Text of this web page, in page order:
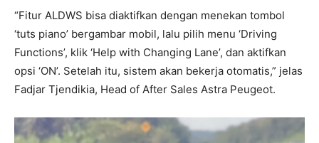
“Fitur ALDWS bisa diaktifkan dengan menekan tombol
‘tuts piano’ bergambar mobil, lalu pilih menu ‘Driving
Functions’, klik ‘Help with Changing Lane’, dan aktifkan
opsi ‘ON’. Setelah itu, sistem akan bekerja otomatis,” jelas
Fadjar Tjendikia, Head of After Sales Astra Peugeot.